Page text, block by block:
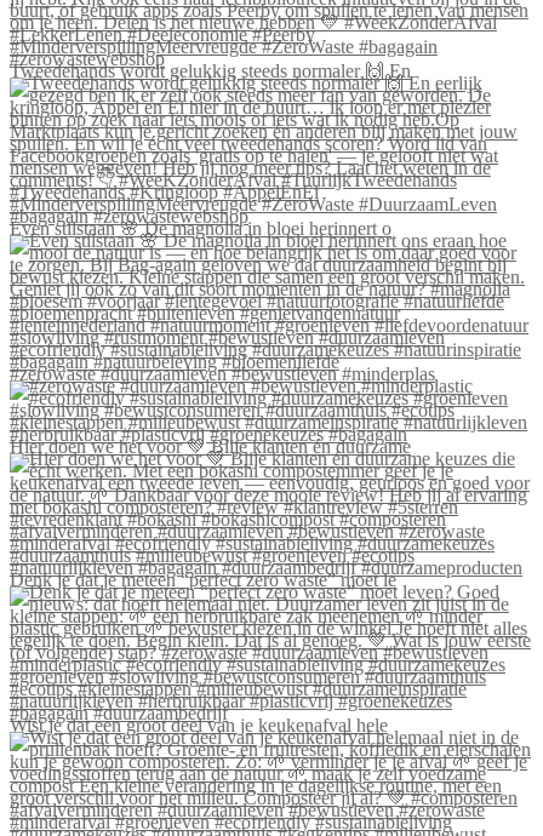
Tweedehands wordt gelukkig steeds normaler 🙌 En
Even stilstaan 🌸 De magnolia in bloei herinnert o
#zerowaste #duurzaamleven #bewustleven #minderplas
Hier doen we het voor 💚 Blije klanten én duurzame
Denk je dat je meteen “perfect zero waste” moet le
Wist je dat een groot deel van je keukenafval hele